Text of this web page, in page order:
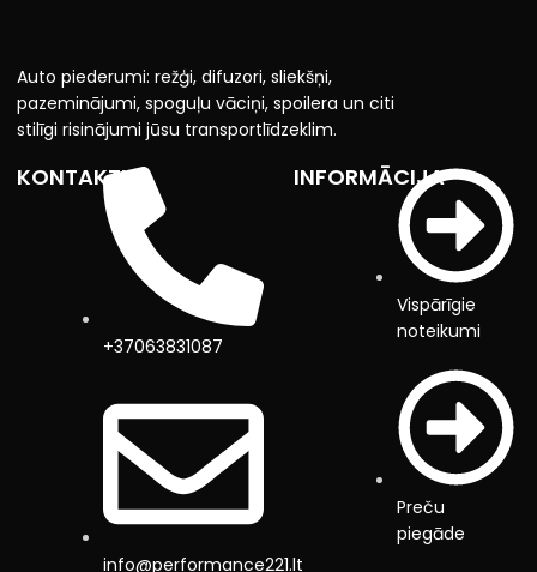
Auto piederumi: režģi, difuzori, sliekšņi,
pazeminājumi, spoguļu vāciņi, spoilera un citi
stilīgi risinājumi jūsu transportlīdzeklim.
KONTAKTI
+37063831087
info@performance221.lt
INFORMĀCIJA
Vispārīgie
noteikumi
Preču
piegāde